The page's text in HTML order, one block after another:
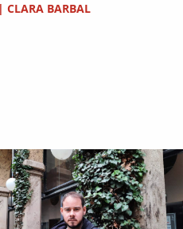
| CLARA BARBAL